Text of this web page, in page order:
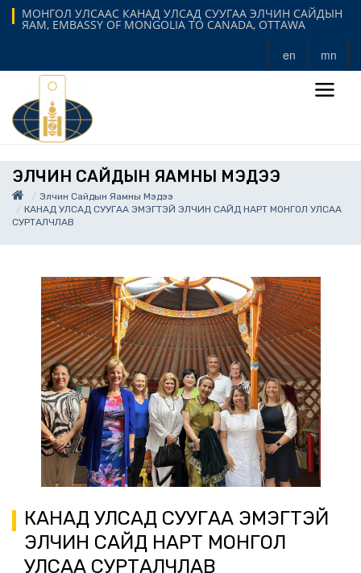
МОНГОЛ УЛСААС КАНАД УЛСАД СУУГАА ЭЛЧИН САЙДЫН
ЯАМ, EMBASSY OF MONGOLIA TO CANADA, OTTAWA
en mn
ЭЛЧИН САЙДЫН ЯАМНЫ МЭДЭЭ
Элчин Сайдын Яамны Мэдээ
КАНАД УЛСАД СУУГАА ЭМЭГТЭЙ ЭЛЧИН САЙД НАРТ МОНГОЛ УЛСАА
СУРТАЛЧЛАВ
КАНАД УЛСАД СУУГАА ЭМЭГТЭЙ
ЭЛЧИН САЙД НАРТ МОНГОЛ
УЛСАА СУРТАЛЧЛАВ